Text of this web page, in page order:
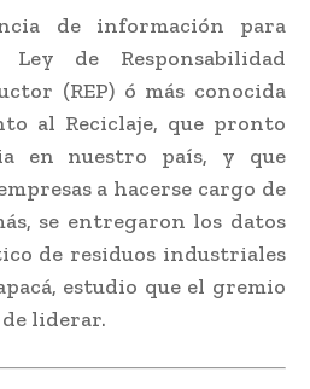
de información para
de Responsabilidad
(REP) ó más conocida
al Reciclaje, que pronto
en nuestro país, y que
a hacerse cargo de
se entregaron los datos
de residuos industriales
estudio que el gremio
liderar.